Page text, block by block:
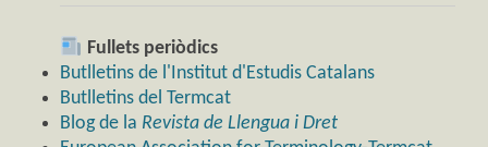
Fullets periòdics
Butlletins de l'Institut d'Estudis Catalans
Butlletins del Termcat
Blog de la Revista de Llengua i Dret